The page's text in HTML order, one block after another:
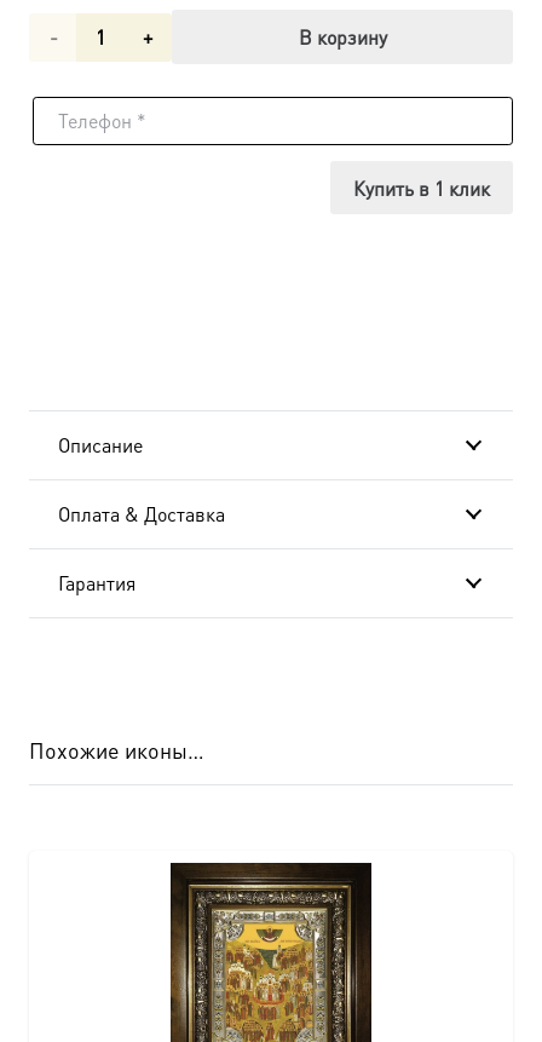
Количество
Серафим
В корзину
Купить в 1 клик
Описание
Оплата & Доставка
Гарантия
Похожие иконы…